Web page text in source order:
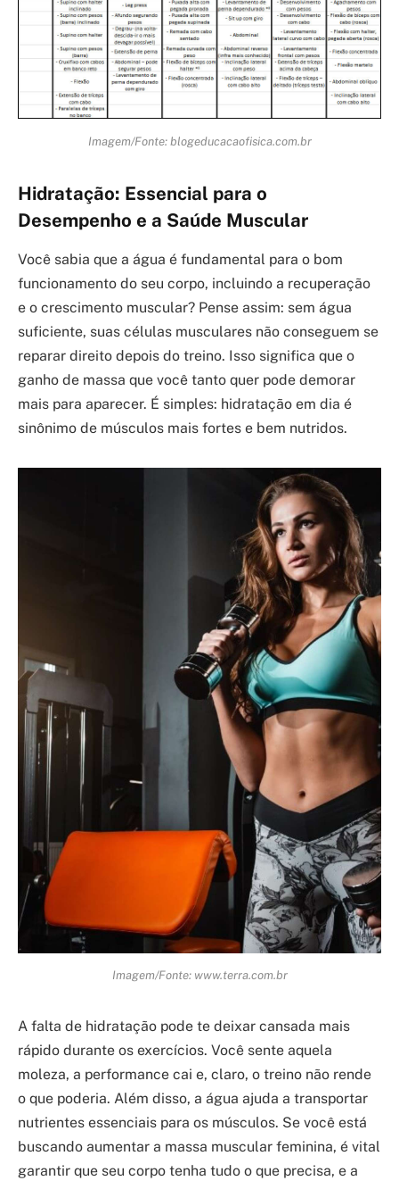
Imagem/Fonte: blogeducacaofisica.com.br
Hidratação: Essencial para o
Desempenho e a Saúde Muscular
Você sabia que a água é fundamental para o bom
funcionamento do seu corpo, incluindo a recuperação
e o crescimento muscular? Pense assim: sem água
suficiente, suas células musculares não conseguem se
reparar direito depois do treino. Isso significa que o
ganho de massa que você tanto quer pode demorar
mais para aparecer. É simples: hidratação em dia é
sinônimo de músculos mais fortes e bem nutridos.
Imagem/Fonte: www.terra.com.br
A falta de hidratação pode te deixar cansada mais
rápido durante os exercícios. Você sente aquela
moleza, a performance cai e, claro, o treino não rende
o que poderia. Além disso, a água ajuda a transportar
nutrientes essenciais para os músculos. Se você está
buscando aumentar a massa muscular feminina, é vital
garantir que seu corpo tenha tudo o que precisa, e a